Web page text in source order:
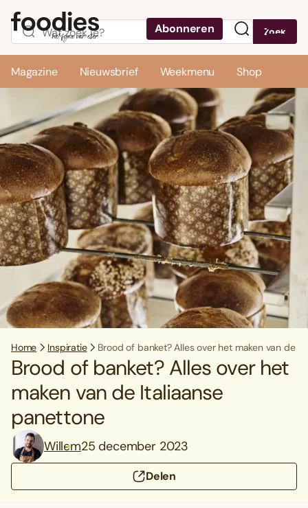
Abonneren Zoek
Magazine Nieuwsbrief Weekmenu Shop
Home Inspiratie Brood of banket? Alles over het maken van de
Brood of banket? Alles over het
maken van de Italiaanse
panettone
Willem25 december 2023
Delen